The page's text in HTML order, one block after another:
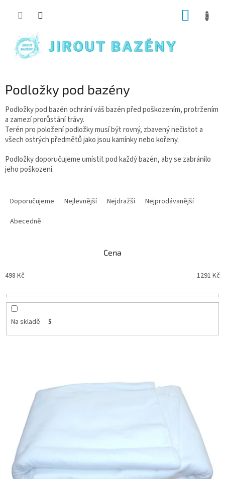
Podložky pod bazény
Podložky pod bazén ochrání váš bazén před poškozením, protržením
a zamezí prorůstání trávy.
Terén pro položení podložky musí být rovný, zbavený nečistot a
všech ostrých předmětů jako jsou kamínky nebo kořeny.
Podložky doporučujeme umístit pod každý bazén, aby se zabránilo
jeho poškození.
Doporučujeme Nejlevnější Nejdražší
Nejprodávanější
Abecedně
Cena
498 Kč 1291 Kč
Na skladě 5